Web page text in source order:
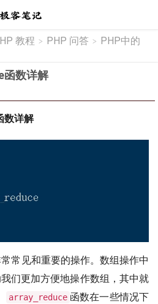
教程 > PHP 问答 > PHP中的
函数详解
数详解
常见和重要的操作。数组操作中
们更加方便地操作数组，其中就
array_reduce 函数在一些情况下